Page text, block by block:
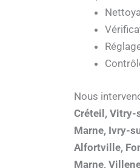
Nous
Créteil, Vitry-
Marne, Ivry-
Alfortville,
Marne,